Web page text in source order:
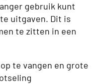
gebruik kunt
uitgaven. Dit is
te zitten in een
te vangen en grote